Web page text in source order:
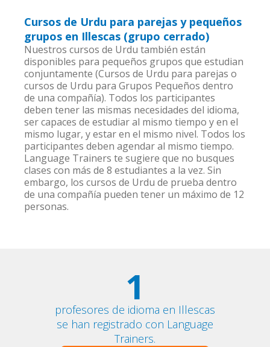
Cursos de Urdu para parejas y pequeños
grupos en Illescas (grupo cerrado)
Nuestros cursos de Urdu también están
disponibles para pequeños grupos que estudian
conjuntamente (Cursos de Urdu para parejas o
cursos de Urdu para Grupos Pequeños dentro
de una compañía). Todos los participantes
deben tener las mismas necesidades del idioma,
ser capaces de estudiar al mismo tiempo y en el
mismo lugar, y estar en el mismo nivel. Todos los
participantes deben agendar al mismo tiempo.
Language Trainers te sugiere que no busques
clases con más de 8 estudiantes a la vez. Sin
embargo, los cursos de Urdu de prueba dentro
de una compañía pueden tener un máximo de 12
personas.
1
profesores de idioma en Illescas
se han registrado con Language
Trainers.